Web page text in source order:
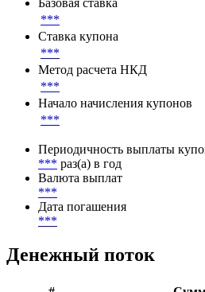
Параметры денежного
Базовая ставка
***
Ставка купона
***
Метод расчета НКД
Начало начисления купонов
***
Периодичность выплаты
***
Дата погашения